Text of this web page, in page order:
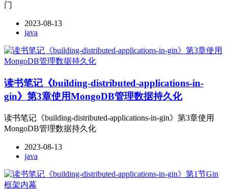
门
2023-08-13
java
读书笔记《building-distributed-applications-in-
gin》第3章使用MongoDB管理数据持久化
读书笔记《building-distributed-applications-in-gin》第3章使用
MongoDB管理数据持久化
2023-08-13
java